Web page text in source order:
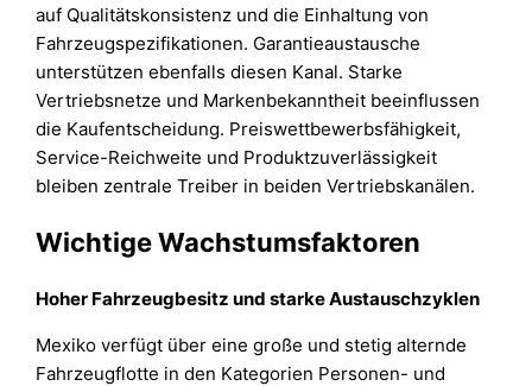
auf Qualitätskonsistenz und die Einhaltung von
Fahrzeugspezifikationen. Garantieaustausche
unterstützen ebenfalls diesen Kanal. Starke
Vertriebsnetze und Markenbekanntheit beeinflussen
die Kaufentscheidung. Preiswettbewerbsfähigkeit,
Service-Reichweite und Produktzuverlässigkeit
bleiben zentrale Treiber in beiden Vertriebskanälen.
Wichtige Wachstumsfaktoren
Hoher Fahrzeugbesitz und starke Austauschzyklen
Mexiko verfügt über eine große und stetig alternde
Fahrzeugflotte in den Kategorien Personen- und